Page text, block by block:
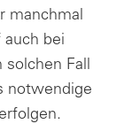
manchmal
bei
solchen Fall
notwendige